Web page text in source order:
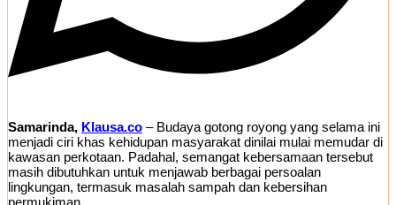
Samarinda, Klausa.co – Budaya gotong royong yang selama ini
menjadi ciri khas kehidupan masyarakat dinilai mulai memudar di
kawasan perkotaan. Padahal, semangat kebersamaan tersebut
masih dibutuhkan untuk menjawab berbagai persoalan
lingkungan, termasuk masalah sampah dan kebersihan
permukiman.